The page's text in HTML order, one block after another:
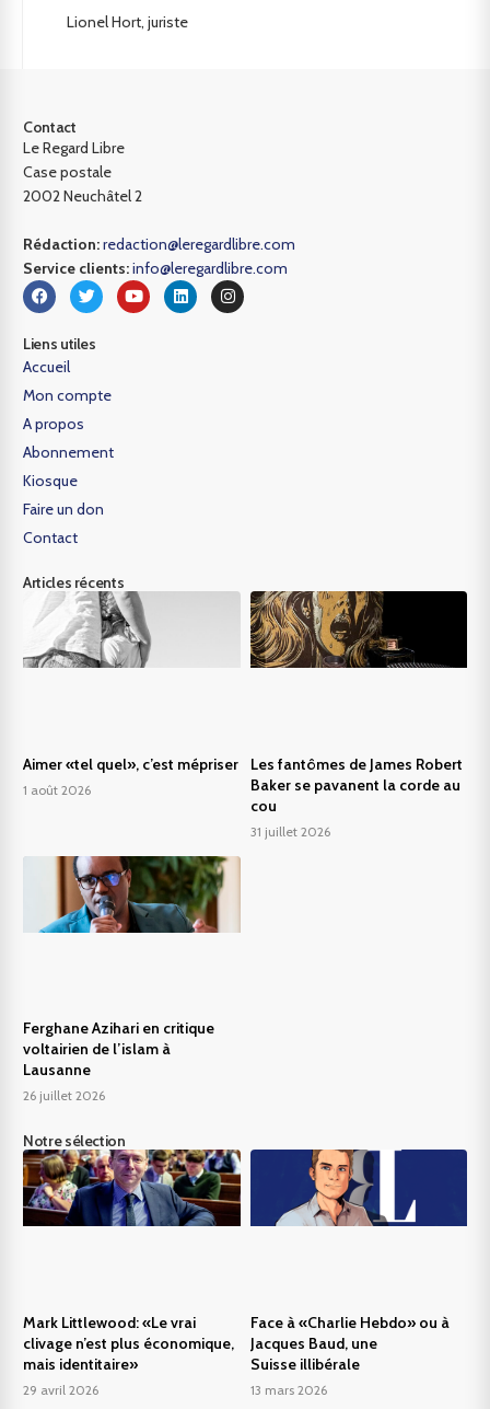
Lionel Hort, juriste
Contact
Le Regard Libre
Case postale
2002 Neuchâtel 2
Rédaction:redaction@leregardlibre.com
Service clients:info@leregardlibre.com
Liens utiles
Accueil
Mon compte
A propos
Abonnement
Kiosque
Faire un don
Contact
Articles récents
Aimer «tel quel», c’est mépriser
1 août 2026
Les fantômes de James Robert
Baker se pavanent la corde au
cou
31 juillet 2026
Ferghane Azihari en critique
voltairien de l’islam à
Lausanne
26 juillet 2026
Notre sélection
Mark Littlewood: «Le vrai
clivage n’est plus économique,
mais identitaire»
29 avril 2026
Face à «Charlie Hebdo» ou à
Jacques Baud, une
Suisse illibérale
13 mars 2026